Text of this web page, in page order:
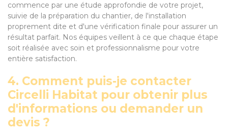
commence par une étude approfondie de votre projet,
suivie de la préparation du chantier, de l'installation
proprement dite et d'une vérification finale pour assurer un
résultat parfait. Nos équipes veillent à ce que chaque étape
soit réalisée avec soin et professionnalisme pour votre
entière satisfaction.
4. Comment puis-je contacter
Circelli Habitat pour obtenir plus
d'informations ou demander un
devis ?